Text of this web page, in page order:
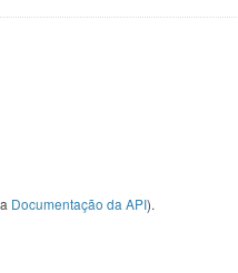
Documentação da API).